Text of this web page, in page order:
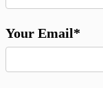
Your Email*